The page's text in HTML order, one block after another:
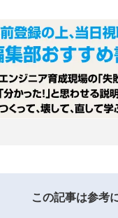
この記事は参考